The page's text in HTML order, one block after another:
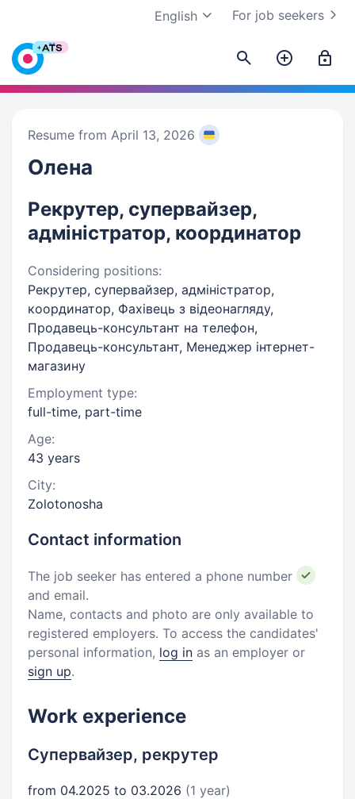
For job seekers
English
Resume from April 13, 2026
Олена
Рекрутер, супервайзер,
адміністратор, координатор
Considering positions:
Рекрутер, супервайзер, адміністратор,
координатор, Фахівець з відеонагляду,
Продавець-консультант на телефон,
Продавець-консультант, Менеджер інтернет-
магазину
Employment type:
full-time, part-time
Age:
43 years
City:
Zolotonosha
Contact information
The job seeker has entered a phone number
and email.
Name, contacts and photo are only available to
registered employers. To access the candidates'
personal information, log in as an employer or
sign up.
Work experience
Супервайзер, рекрутер
from 04.2025 to 03.2026 (1 year)